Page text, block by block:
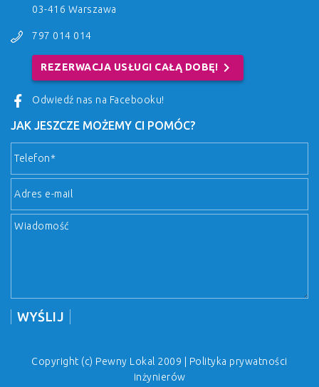
03-416 Warszawa
797 014 014
REZERWACJA USŁUGI CAŁĄ DOBĘ! chevron_right
Odwiedź nas na Facebooku!
JAK JESZCZE MOŻEMY CI POMÓC?
Copyright (c) Pewny Lokal 2009 | Polityka prywatności
inżynierów